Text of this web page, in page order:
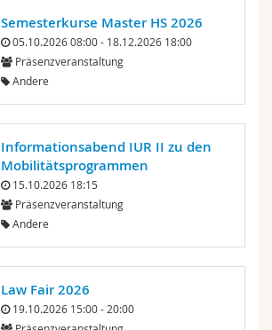
Semesterkurse Master HS 2026
05.10.2026 08:00 - 18.12.2026 18:00
Präsenzveranstaltung
Andere
Informationsabend IUR II zu den
Mobilitätsprogrammen
15.10.2026 18:15
Präsenzveranstaltung
Andere
Law Fair 2026
19.10.2026 15:00 - 20:00